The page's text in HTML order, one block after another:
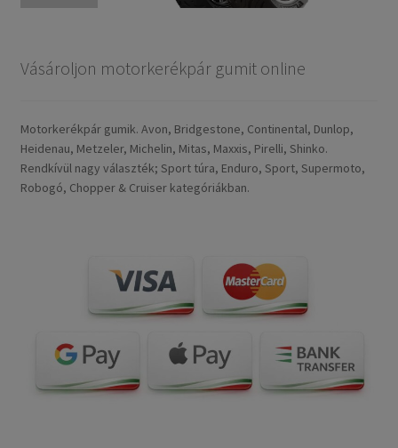
Vásároljon motorkerékpár gumit online
Motorkerékpár gumik. Avon, Bridgestone, Continental, Dunlop,
Heidenau, Metzeler, Michelin, Mitas, Maxxis, Pirelli, Shinko.
Rendkívül nagy választék; Sport túra, Enduro, Sport, Supermoto,
Robogó, Chopper & Cruiser kategóriákban.